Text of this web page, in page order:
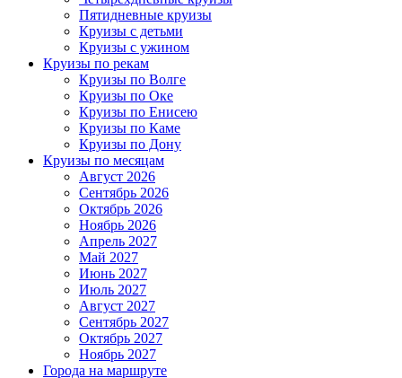
Пятидневные круизы
Круизы с детьми
Круизы с ужином
Круизы по рекам
Круизы по Волге
Круизы по Оке
Круизы по Енисею
Круизы по Каме
Круизы по Дону
Круизы по месяцам
Август 2026
Сентябрь 2026
Октябрь 2026
Ноябрь 2026
Апрель 2027
Май 2027
Июнь 2027
Июль 2027
Август 2027
Сентябрь 2027
Октябрь 2027
Ноябрь 2027
Города на маршруте